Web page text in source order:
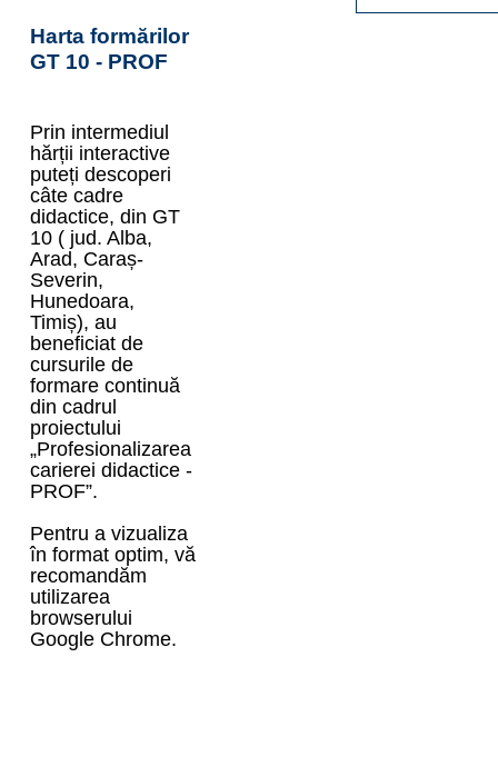
Harta formărilor
GT 10 - PROF
Prin intermediul
hărții interactive
puteți descoperi
câte cadre
didactice, din GT
10 ( jud. Alba,
Arad, Caraș-
Severin,
Hunedoara,
Timiș), au
beneficiat de
cursurile de
formare continuă
din cadrul
proiectului
„Profesionalizarea
carierei didactice -
PROF”.
Pentru a vizualiza
în format optim, vă
recomandăm
utilizarea
browserului
Google Chrome.